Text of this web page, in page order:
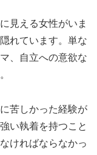
見える女性がいま
れています。単な
、自立への意欲な
苦しかった経験が
い執着を持つこと
ければならなかっ